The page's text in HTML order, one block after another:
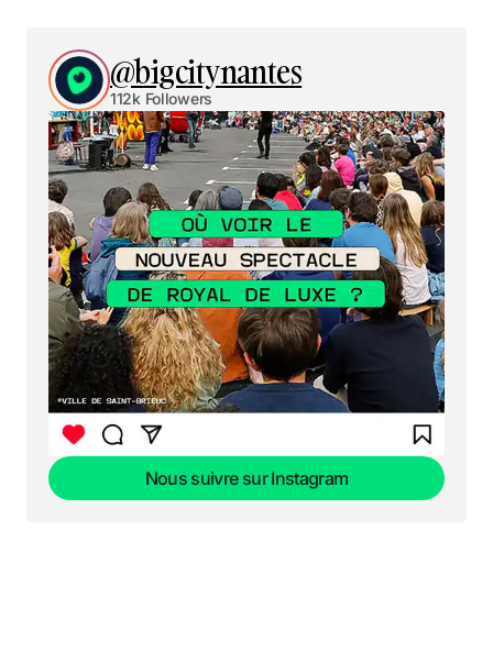
@bigcitynantes
112k Followers
Nous suivre sur Instagram